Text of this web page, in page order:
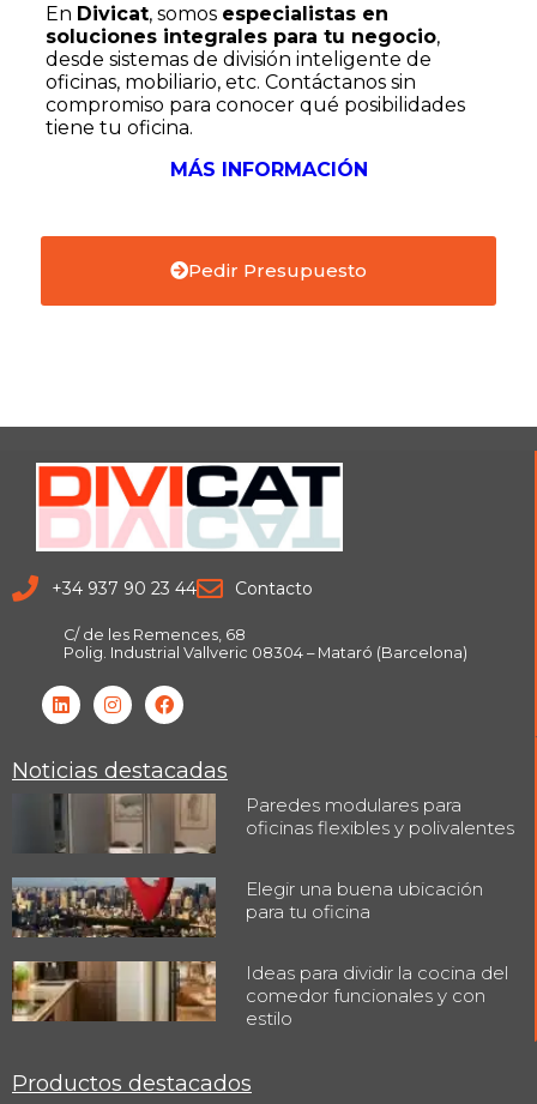
En Divicat, somos especialistas en
soluciones integrales para tu negocio,
desde sistemas de división inteligente de
oficinas, mobiliario, etc. Contáctanos sin
compromiso para conocer qué posibilidades
tiene tu oficina.
MÁS INFORMACIÓN
Pedir Presupuesto
+34 937 90 23 44 Contacto
C/ de les Remences, 68
Polig. Industrial Vallveric 08304 – Mataró (Barcelona)
Noticias destacadas
Paredes modulares para
oficinas flexibles y polivalentes
Elegir una buena ubicación
para tu oficina
Ideas para dividir la cocina del
comedor funcionales y con
estilo
Productos destacados